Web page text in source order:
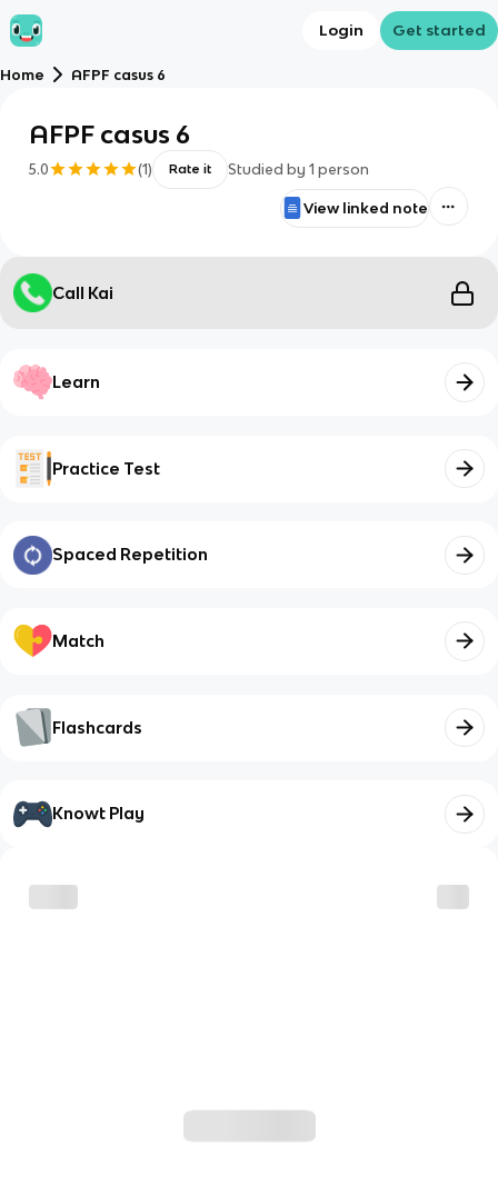
Login Get started
Home AFPF casus 6
AFPF casus 6
5.0 (1) Rate it Studied by 1 person
View linked note
Call Kai
Learn
Practice Test
Spaced Repetition
Match
Flashcards
Knowt Play